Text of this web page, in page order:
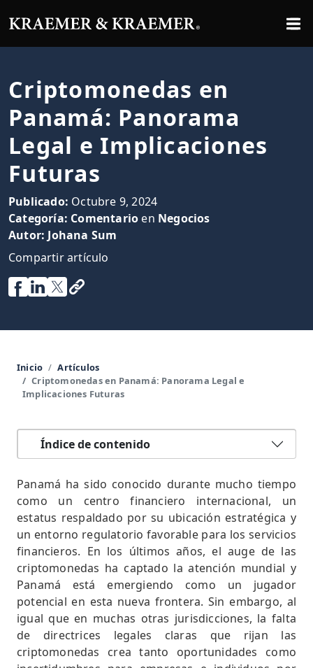
Criptomonedas en
Panamá: Panorama
Legal e Implicaciones
Futuras
Publicado: Octubre 9, 2024
Categoría: Comentario en Negocios
Autor: Johana Sum
Compartir artículo
Inicio
Artículos
Criptomonedas en Panamá: Panorama Legal e
Implicaciones Futuras
Índice de contenido
Panamá ha sido conocido durante mucho tiempo
como un centro financiero internacional, un
estatus respaldado por su ubicación estratégica y
un entorno regulatorio favorable para los servicios
financieros. En los últimos años, el auge de las
criptomonedas ha captado la atención mundial y
Panamá está emergiendo como un jugador
potencial en esta nueva frontera. Sin embargo, al
igual que en muchas otras jurisdicciones, la falta
de directrices legales claras que rijan las
criptomonedas crea tanto oportunidades como